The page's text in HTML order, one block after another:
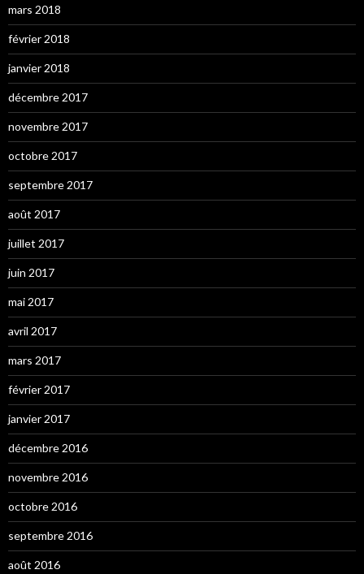
mars 2018
février 2018
janvier 2018
décembre 2017
novembre 2017
octobre 2017
septembre 2017
août 2017
juillet 2017
juin 2017
mai 2017
avril 2017
mars 2017
février 2017
janvier 2017
décembre 2016
novembre 2016
octobre 2016
septembre 2016
août 2016